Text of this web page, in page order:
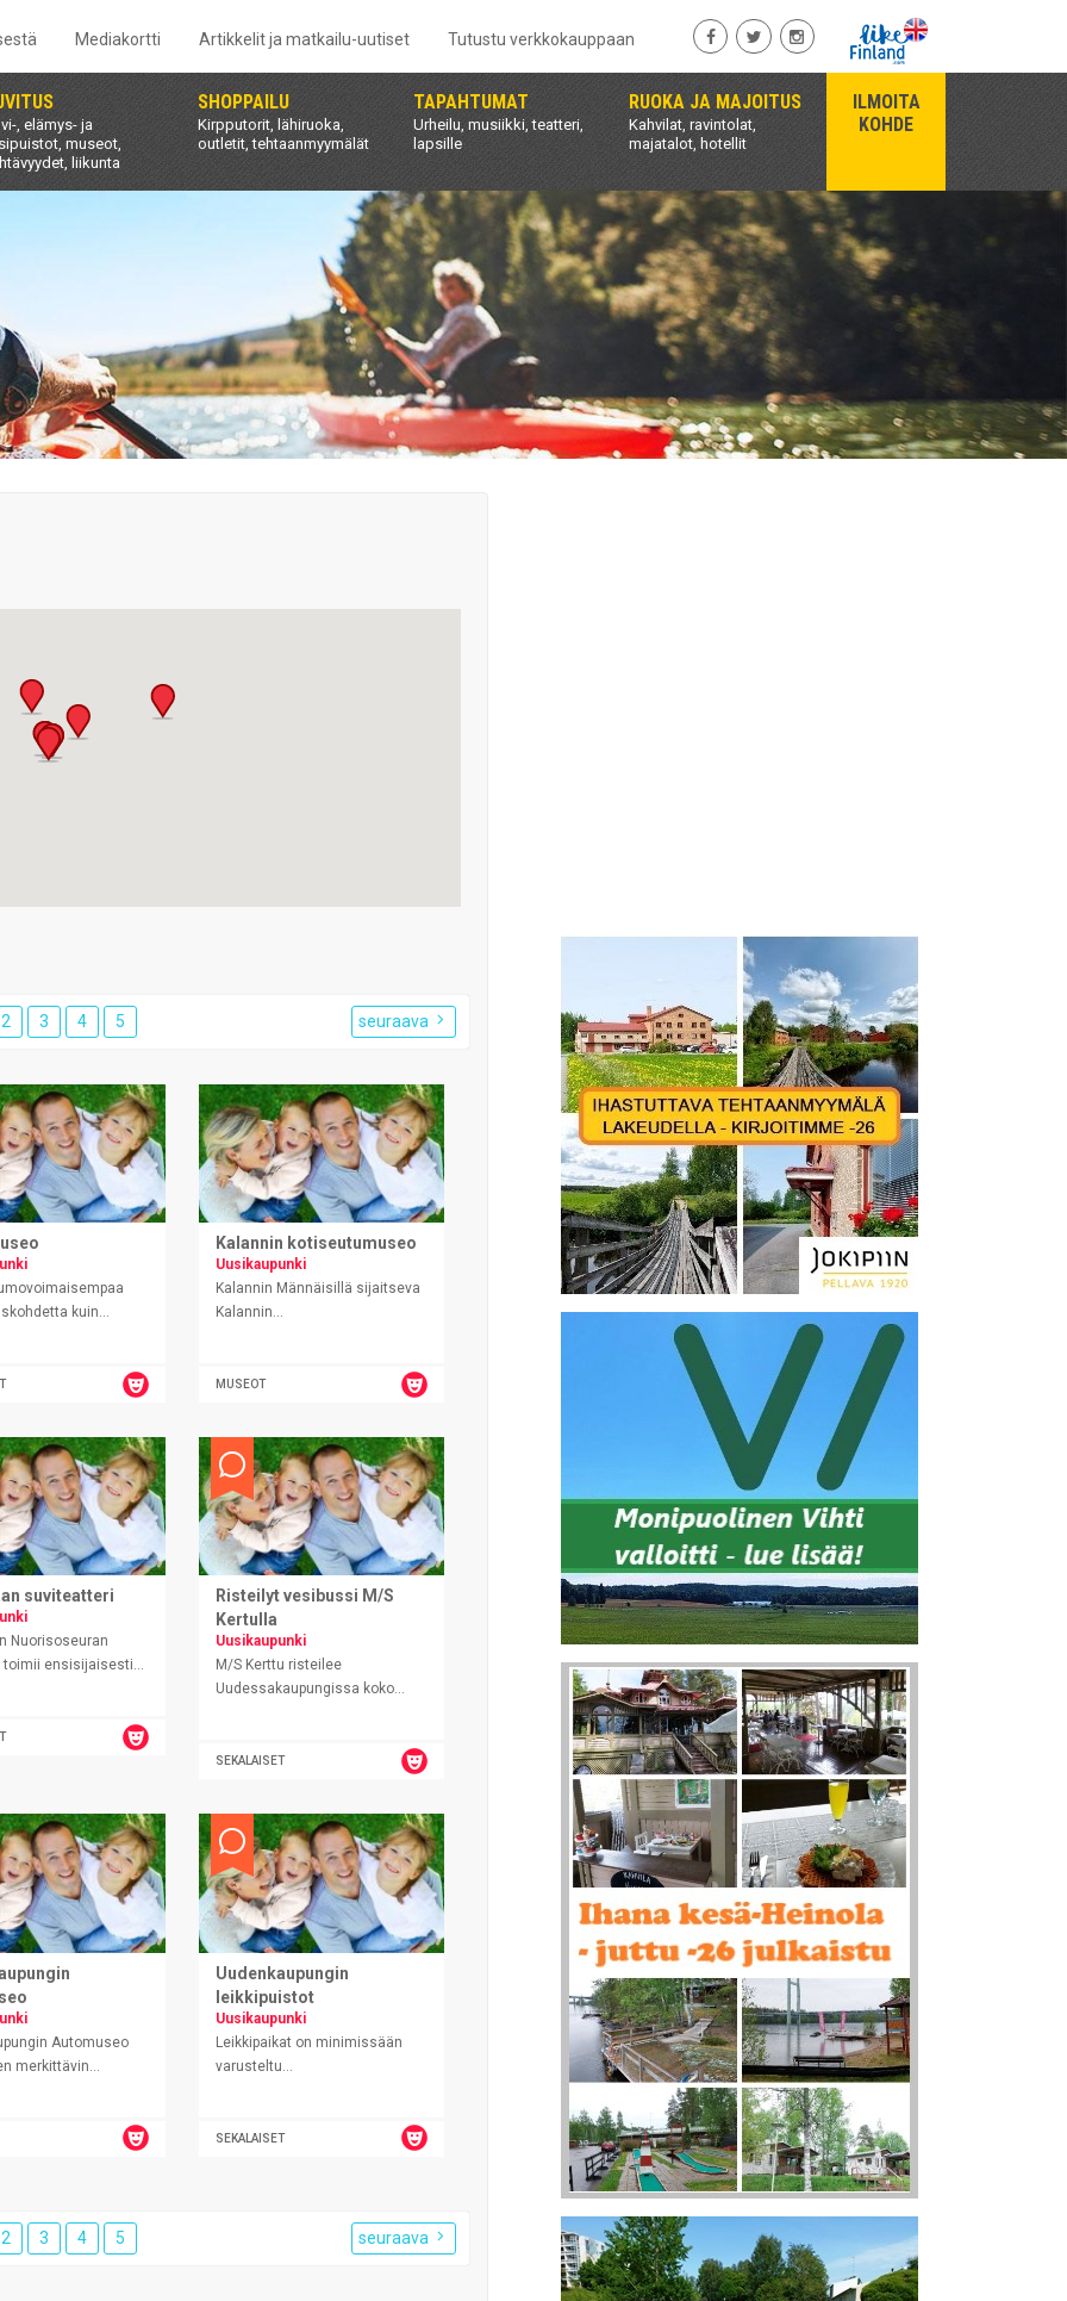
Mediakortti Artikkelit ja matkailu-uutiset Tutustu verkkokauppaan
, elämys- ja
museot,
liikunta
SHOPPAILU
Kirpputorit, lähiruoka,
outletit, tehtaanmyymälät
TAPAHTUMAT
Urheilu, musiikki, teatteri,
lapsille
RUOKA JA MAJOITUS
Kahvilat, ravintolat,
majatalot, hotellit
ILMOITA
KOHDE
2 3 4 5 seuraava
kuin...
Kalannin kotiseutumuseo
Uusikaupunki
Kalannin Männäisillä sijaitseva
Kalannin...
MUSEOT
suviteatteri
Nuorisoseuran
toimii ensisijaisesti...
Risteilyt vesibussi M/S
Kertulla
Uusikaupunki
M/S Kerttu risteilee
Uudessakaupungissa koko...
SEKALAISET
Automuseo
merkittävin...
Uudenkaupungin
leikkipuistot
Uusikaupunki
Leikkipaikat on minimissään
varusteltu...
SEKALAISET
2 3 4 5 seuraava